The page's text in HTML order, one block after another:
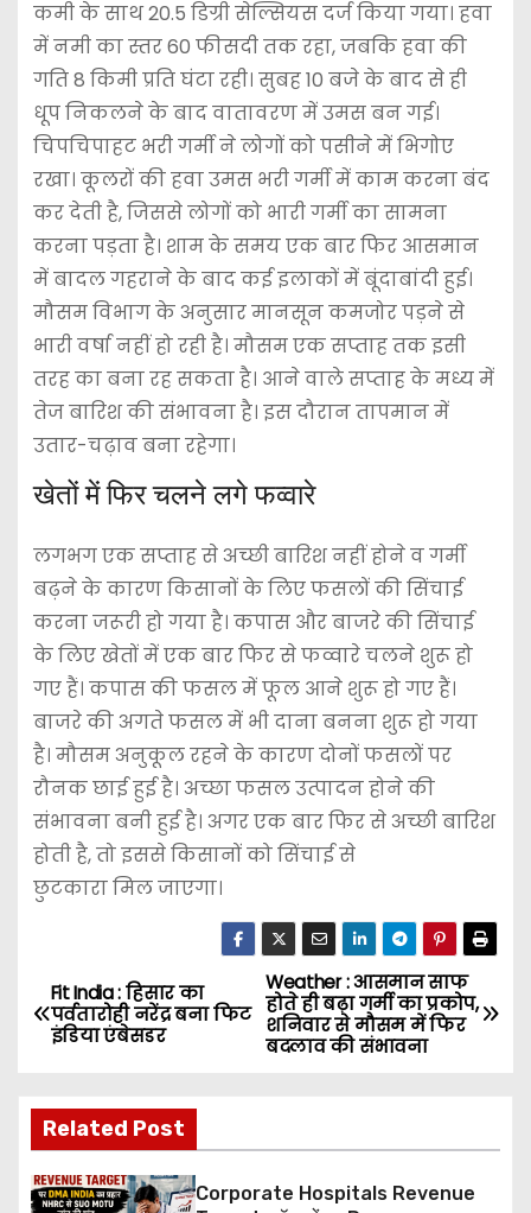
कमी के साथ 20.5 डिग्री सेल्सियस दर्ज किया गया। हवा
में नमी का स्तर 60 फीसदी तक रहा, जबकि हवा की
गति 8 किमी प्रति घंटा रही। सुबह 10 बजे के बाद से ही
धूप निकलने के बाद वातावरण में उमस बन गई।
चिपचिपाहट भरी गर्मी ने लोगों को पसीने में भिगोए
रखा। कूलरों की हवा उमस भरी गर्मी में काम करना बंद
कर देती है, जिससे लोगों को भारी गर्मी का सामना
करना पड़ता है। शाम के समय एक बार फिर आसमान
में बादल गहराने के बाद कई इलाकों में बूंदाबांदी हुई।
मौसम विभाग के अनुसार मानसून कमजोर पड़ने से
भारी वर्षा नहीं हो रही है। मौसम एक सप्ताह तक इसी
तरह का बना रह सकता है। आने वाले सप्ताह के मध्य में
तेज बारिश की संभावना है। इस दौरान तापमान में
उतार-चढ़ाव बना रहेगा।
खेतों में फिर चलने लगे फव्वारे
लगभग एक सप्ताह से अच्छी बारिश नहीं होने व गर्मी
बढ़ने के कारण किसानों के लिए फसलों की सिंचाई
करना जरूरी हो गया है। कपास और बाजरे की सिंचाई
के लिए खेतों में एक बार फिर से फव्वारे चलने शुरू हो
गए हैं। कपास की फसल में फूल आने शुरू हो गए हैं।
बाजरे की अगते फसल में भी दाना बनना शुरू हो गया
है। मौसम अनुकूल रहने के कारण दोनों फसलों पर
रौनक छाई हुई है। अच्छा फसल उत्पादन होने की
संभावना बनी हुई है। अगर एक बार फिर से अच्छी बारिश
होती है, तो इससे किसानों को सिंचाई से
छुटकारा मिल जाएगा।
P
o
t
n
Weather : आसमान साफ
होते ही बढ़ा गर्मी का प्रकोप,
शनिवार से मौसम में फिर
बदलाव की संभावना
Fit India : हिसार का
पर्वतारोही नरेंद्र बना फिट
इंडिया एंबेसडर
Related Post
Corporate Hospitals Revenue